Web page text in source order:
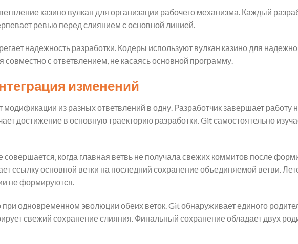
казино вулкан для организации рабочего механизма. Каждый
ревью перед слиянием с основной линией.
надежность разработки. Кодеры используют вулкан казино для
совместно с ответвлением, не касаясь основной программу.
изменений
из разных ответвлений в одну. Разработчик завершает работу
достижение в основную траекторию разработки. Git самостоятельно
когда главная ветвь не получала свежих коммитов после
ссылку основной ветки на последний сохранение объединяемой ветви.
не формируются.
одновременном эволюции обеих веток. Git обнаруживает единого
свежий сохранение слияния. Финальный сохранение обладает двух